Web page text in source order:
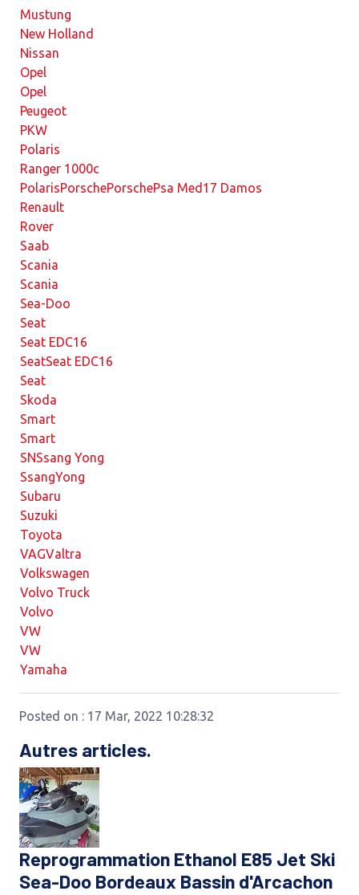
Mustung
New Holland
Nissan
Opel
Opel
Peugeot
PKW
Polaris
Ranger 1000c
PolarisPorschePorschePsa Med17 Damos
Renault
Rover
Saab
Scania
Scania
Sea-Doo
Seat
Seat EDC16
SeatSeat EDC16
Seat
Skoda
Smart
Smart
SNSsang Yong
SsangYong
Subaru
Suzuki
Toyota
VAGValtra
Volkswagen
Volvo Truck
Volvo
VW
VW
Yamaha
Posted on : 17 Mar, 2022 10:28:32
Autres articles.
Reprogrammation Ethanol E85 Jet Ski
Sea-Doo Bordeaux Bassin d'Arcachon